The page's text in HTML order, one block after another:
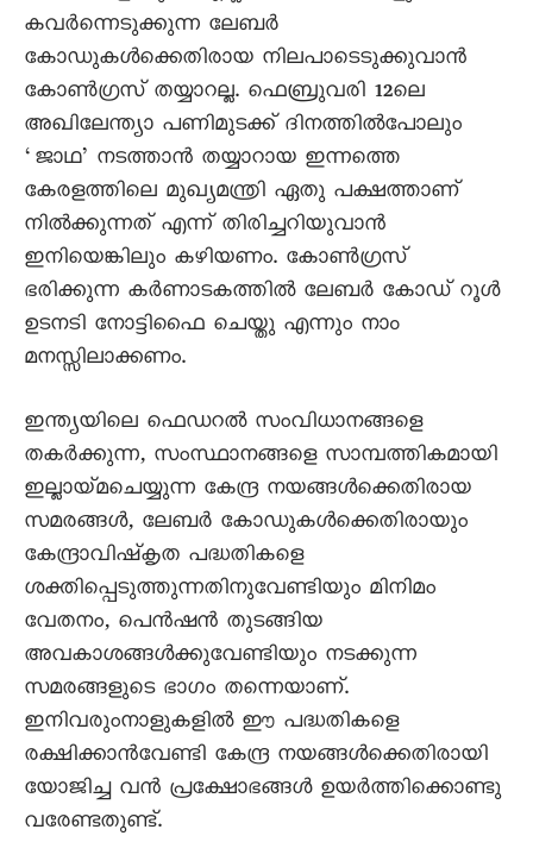
കവർന്നെടുക്കുന്ന ലേബർ
കോഡുകൾക്കെതിരായ നിലപാടെടുക്കുവാൻ
കോൺഗ്രസ് തയ്യാറല്ല. ഫെബ്രുവരി 12ലെ
അഖിലേന്ത്യാ പണിമുടക്ക് ദിനത്തിൽപോലും
‘ജാഥ’ നടത്താൻ തയ്യാറായ ഇന്നത്തെ
കേരളത്തിലെ മുഖ്യമന്ത്രി ഏതു പക്ഷത്താണ്
നിൽക്കുന്നത് എന്ന് തിരിച്ചറിയുവാൻ
ഇനിയെങ്കിലും കഴിയണം. കോൺഗ്രസ്
ഭരിക്കുന്ന കർണാടകത്തിൽ ലേബർ കോഡ് റൂൾ
ഉടനടി നോട്ടിഫൈ ചെയ്തു എന്നും നാം
മനസ്സിലാക്കണം.
ഇന്ത്യയിലെ ഫെഡറൽ സംവിധാനങ്ങളെ
തകർക്കുന്ന, സംസ്ഥാനങ്ങളെ സാമ്പത്തികമായി
ഇല്ലായ്മചെയ്യുന്ന കേന്ദ്ര നയങ്ങൾക്കെതിരായ
സമരങ്ങൾ, ലേബർ കോഡുകൾക്കെതിരായും
കേന്ദ്രാവിഷ്കൃത പദ്ധതികളെ
ശക്തിപ്പെടുത്തുന്നതിനുവേണ്ടിയും മിനിമം
വേതനം, പെൻഷൻ തുടങ്ങിയ
അവകാശങ്ങൾക്കുവേണ്ടിയും നടക്കുന്ന
സമരങ്ങളുടെ ഭാഗം തന്നെയാണ്.
ഇനിവരുംനാളുകളിൽ ഈ പദ്ധതികളെ
രക്ഷിക്കാൻവേണ്ടി കേന്ദ്ര നയങ്ങൾക്കെതിരായി
യോജിച്ച വൻ പ്രക്ഷോഭങ്ങൾ ഉയർത്തിക്കൊണ്ടു
വരേണ്ടതുണ്ട്.